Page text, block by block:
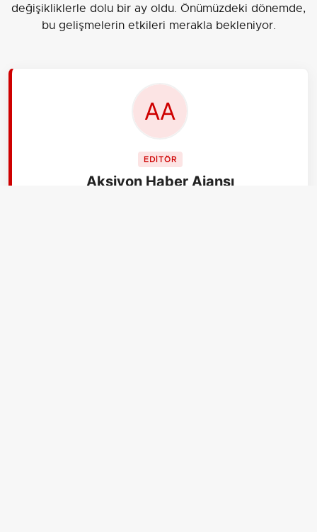
değişikliklerle dolu bir ay oldu. Önümüzdeki dönemde,
bu gelişmelerin etkileri merakla bekleniyor.
EDİTÖR
Aksiyon Haber Ajansı